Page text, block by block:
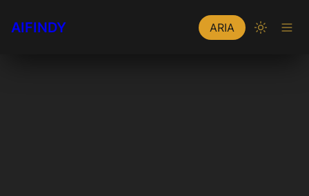
AIFINDY ARIA